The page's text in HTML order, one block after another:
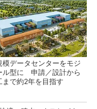
模データセンターをモジ
ル型に 申請／設計から
まで約2年を目指す